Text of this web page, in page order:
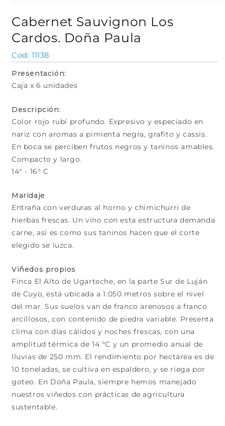
multimedia
1
en
una
modal
Cabernet Sauvignon Los
Cardos. Doña Paula
SKU:
11138
Presentación:
Caja x 6 unidades
Descripción:
Color rojo rubí profundo. Expresivo y especiado en
nariz con aromas a pimienta negra, grafito y cassis.
En boca se perciben frutos negros y taninos amables.
Compacto y largo.
14° - 16° C
Maridaje
Entraña con verduras al horno y chimichurri de
hierbas frescas. Un vino con esta estructura demanda
carne, así es como sus taninos hacen que el corte
elegido se luzca.
Viñedos propios
Finca El Alto de Ugarteche, en la parte Sur de Luján
de Cuyo, está ubicada a 1.050 metros sobre el nivel
del mar. Sus suelos van de franco arenosos a franco
arcillosos, con contenido de piedra variable. Presenta
clima con días cálidos y noches frescas, con una
amplitud térmica de 14 °C y un promedio anual de
lluvias de 250 mm. El rendimiento por hectárea es de
10 toneladas, se cultiva en espaldero, y se riega por
goteo. En Doña Paula, siempre hemos manejado
nuestros viñedos con prácticas de agricultura
sustentable.